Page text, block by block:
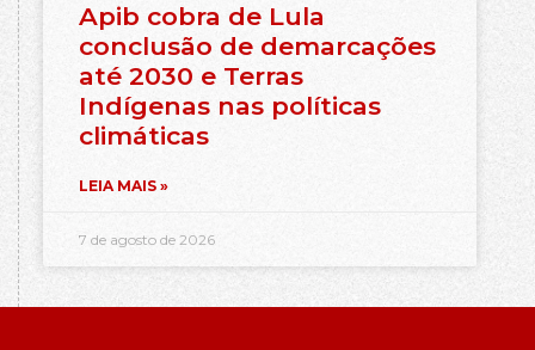
Apib cobra de Lula
conclusão de demarcações
até 2030 e Terras
Indígenas nas políticas
climáticas
LEIA MAIS »
7 de agosto de 2026